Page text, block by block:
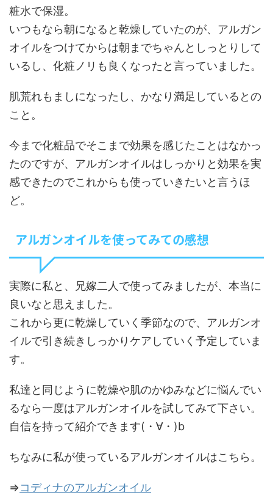
粧水で保湿。
いつもなら朝になると乾燥していたのが、アルガン
オイルをつけてからは朝までちゃんとしっとりして
いるし、化粧ノリも良くなったと言っていました。
肌荒れもましになったし、かなり満足しているとの
こと。
今まで化粧品でそこまで効果を感じたことはなかっ
たのですが、アルガンオイルはしっかりと効果を実
感できたのでこれからも使っていきたいと言うほ
ど。
アルガンオイルを使ってみての感想
実際に私と、兄嫁二人で使ってみましたが、本当に
良いなと思えました。
これから更に乾燥していく季節なので、アルガンオ
イルで引き続きしっかりケアしていく予定していま
す。
私達と同じように乾燥や肌のかゆみなどに悩んでい
るなら一度はアルガンオイルを試してみて下さい。
自信を持って紹介できます(・∀・)b
ちなみに私が使っているアルガンオイルはこちら。
⇒コディナのアルガンオイル